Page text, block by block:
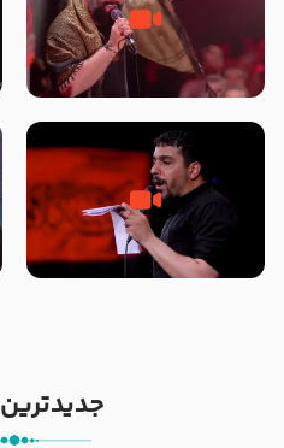
جانا جانا ابی عبدالله – کربلایی جواد
مقدم – شب هشتم محرم 1448 –
تک ، عبّاس، صاحب دل‌هاست –
حاج حنیف طاهری – عزاداری شب